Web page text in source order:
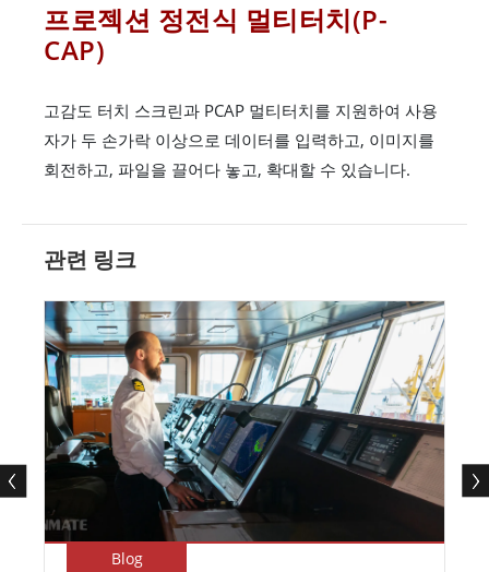
프로젝션 정전식 멀티터치(P-
CAP)
고감도 터치 스크린과 PCAP 멀티터치를 지원하여 사용
자가 두 손가락 이상으로 데이터를 입력하고, 이미지를
회전하고, 파일을 끌어다 놓고, 확대할 수 있습니다.
관련 링크
Blog